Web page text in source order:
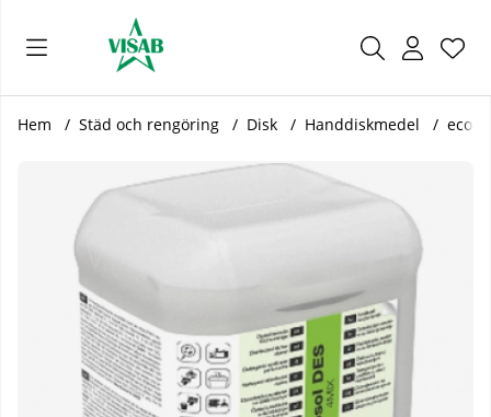
.
Hem Städ och rengöring Disk Handdiskmedel